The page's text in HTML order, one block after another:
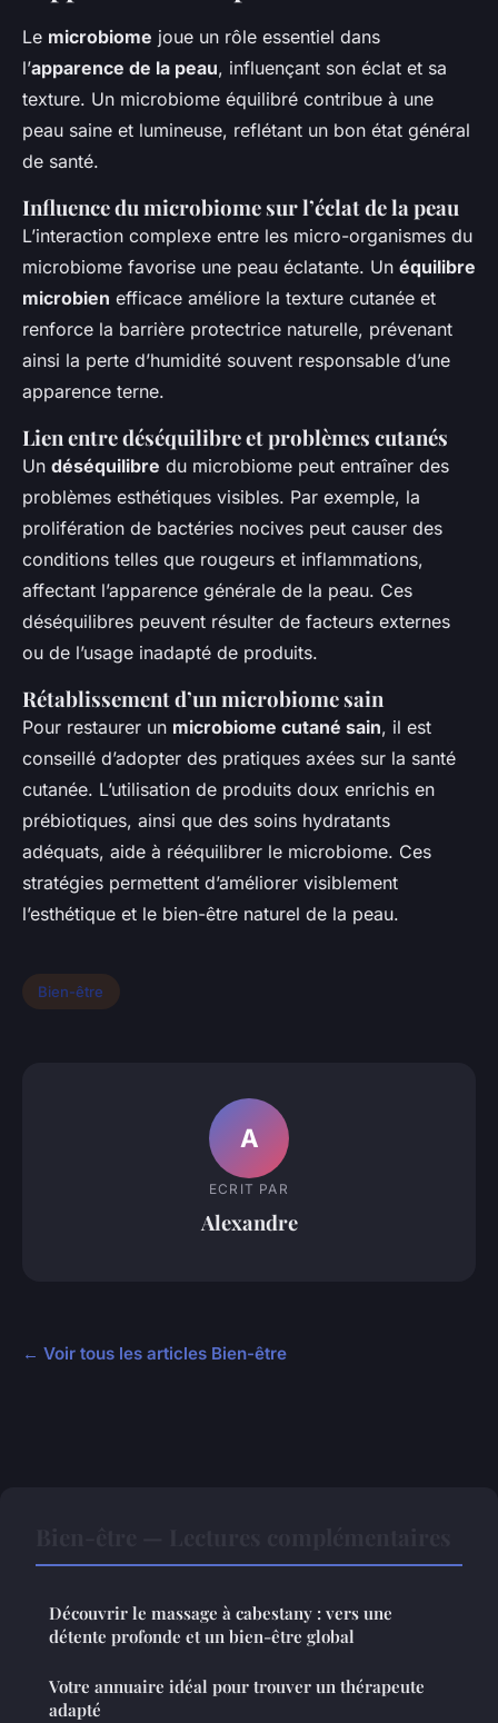
Le microbiome joue un rôle essentiel dans
l’apparence de la peau, influençant son éclat et sa
texture. Un microbiome équilibré contribue à une
peau saine et lumineuse, reflétant un bon état général
de santé.
Influence du microbiome sur l’éclat de la peau
L’interaction complexe entre les micro-organismes du
microbiome favorise une peau éclatante. Un équilibre
microbien efficace améliore la texture cutanée et
renforce la barrière protectrice naturelle, prévenant
ainsi la perte d’humidité souvent responsable d’une
apparence terne.
Lien entre déséquilibre et problèmes cutanés
Un déséquilibre du microbiome peut entraîner des
problèmes esthétiques visibles. Par exemple, la
prolifération de bactéries nocives peut causer des
conditions telles que rougeurs et inflammations,
affectant l’apparence générale de la peau. Ces
déséquilibres peuvent résulter de facteurs externes
ou de l’usage inadapté de produits.
Rétablissement d’un microbiome sain
Pour restaurer un microbiome cutané sain, il est
conseillé d’adopter des pratiques axées sur la santé
cutanée. L’utilisation de produits doux enrichis en
prébiotiques, ainsi que des soins hydratants
adéquats, aide à rééquilibrer le microbiome. Ces
stratégies permettent d’améliorer visiblement
l’esthétique et le bien-être naturel de la peau.
Bien-être
A
ECRIT PAR
Alexandre
← Voir tous les articles Bien-être
Découvrir le massage à cabestany : vers une
détente profonde et un bien-être global
Votre annuaire idéal pour trouver un thérapeute
adapté